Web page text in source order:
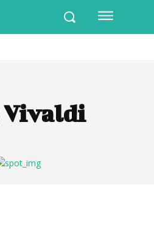
Vivaldi